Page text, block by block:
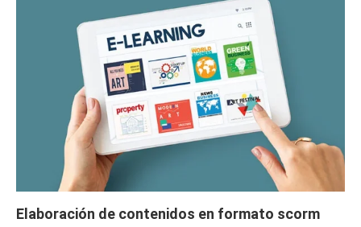
Elaboración de contenidos en formato scorm